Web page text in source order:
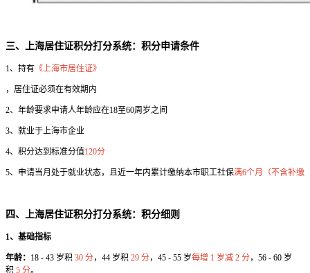
三、上海居住证积分打分系统：积分申请条件
1、持有 《上海市居住证》
，居住证必须在有效期内
2、年龄要求申请人年龄应在18至60周岁之间
3、就业于上海市企业
4、积分达到标准分值120分
5、申请当月处于就业状态，且近一年内累计缴纳本市职工社保满6个月（不含补缴
四、上海居住证积分打分系统：积分细则
1、基础指标
年龄： 18 - 43 岁积 30 分，44 岁积 29 分，45 - 55 岁每增 1 岁减 2 分，56 - 60 岁
积 5 分。